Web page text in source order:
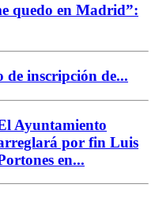
quedo en Madrid”:
de inscripción de...
Ayuntamiento
por fin Luis
en...